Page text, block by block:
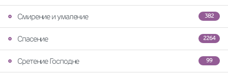
382
Смирение и умаление
2264
Спасение
99
Сретение Господне